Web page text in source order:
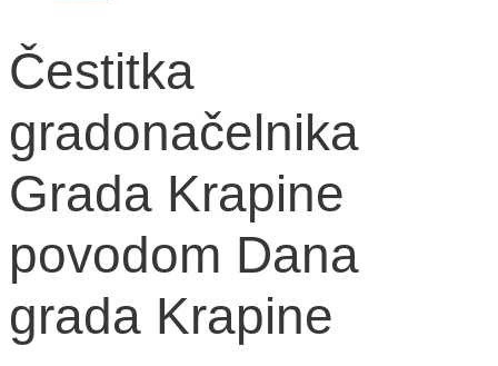
Čestitka
gradonačelnika
Grada Krapine
povodom Dana
grada Krapine